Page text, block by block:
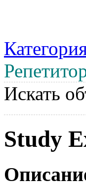
Искать
Study